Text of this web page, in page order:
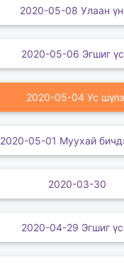
2020-05-08 Улаан
2020-05-06 Эгшиг
2020-05-04 Ус
2020-05-01 Муухай
2020-03-30
2020-04-29 Эгшиг